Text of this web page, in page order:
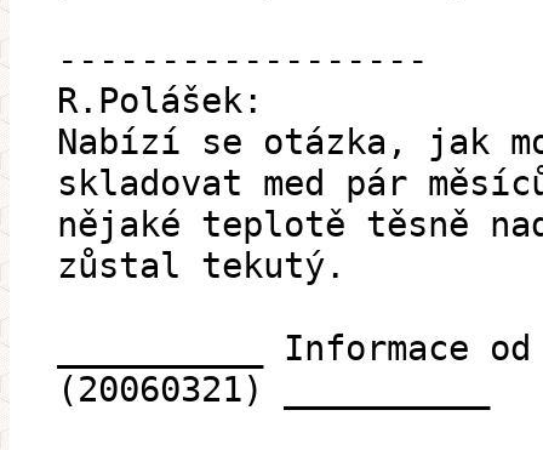
------------------
R.Polášek:
Nabízí se otázka, jak
skladovat med pár
nějaké teplotě těsně
zůstal tekutý.
__________ Informace
(20060321) __________